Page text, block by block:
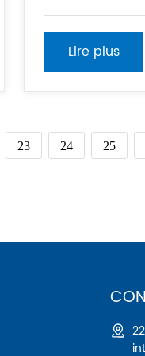
signé par un
Lire plus
23 24 25